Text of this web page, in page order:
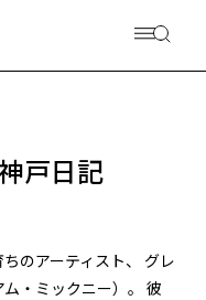
戸日記
のアーティスト、 グレ
・ミックニー）。 彼